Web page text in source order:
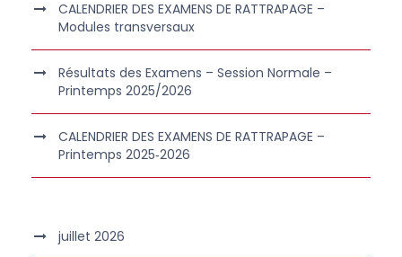
CALENDRIER DES EXAMENS DE RATTRAPAGE –
Modules transversaux
Résultats des Examens – Session Normale –
Printemps 2025/2026
CALENDRIER DES EXAMENS DE RATTRAPAGE –
Printemps 2025‑2026
juillet 2026